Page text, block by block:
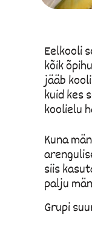
Eelkooli
kõik
jääb
kuid kes
koolielu
Kuna
siis
palju
Grupi